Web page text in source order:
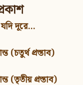
দূরে...
(চতুর্থ প্রস্তাব)
(তৃতীয় প্রস্তাব)